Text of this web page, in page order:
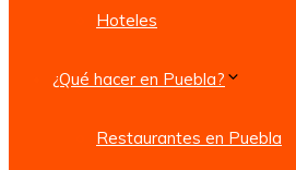
Hoteles
¿Qué hacer en Puebla?
Restaurantes en Puebla